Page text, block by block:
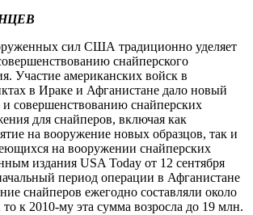
сил США традиционно уделяет
снайперского
Участие американских войск в
в Ираке и Афганистане дало новый
совершенствованию снайперских
для снайперов, включая как
на вооружение новых образцов, так и
на вооружении снайперских
издания USA Today от 12 сентября
период операции в Афганистане
снайперов ежегодно составляли около
к 2010-му эта сумма возросла до 19 млн.